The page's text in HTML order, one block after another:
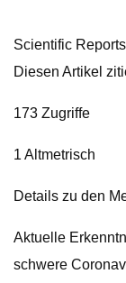
Scientific
Diesen Artikel
173 Zugriffe
1 Altmetrisch
Details zu den
Aktuelle
schwere